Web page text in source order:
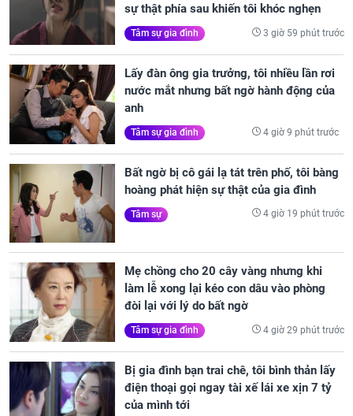
sự thật phía sau khiến tôi khóc nghẹn
Tâm sự gia đình 3 giờ 59 phút trước
Lấy đàn ông gia trưởng, tôi nhiều lần rơi
nước mắt nhưng bất ngờ hành động của
anh
Tâm sự gia đình 4 giờ 9 phút trước
Bất ngờ bị cô gái lạ tát trên phố, tôi bàng
hoàng phát hiện sự thật của gia đình
Tâm sự 4 giờ 19 phút trước
Mẹ chồng cho 20 cây vàng nhưng khi
làm lễ xong lại kéo con dâu vào phòng
đòi lại với lý do bất ngờ
Tâm sự gia đình 4 giờ 29 phút trước
Bị gia đình bạn trai chê, tôi bình thản lấy
điện thoại gọi ngay tài xế lái xe xịn 7 tỷ
của mình tới